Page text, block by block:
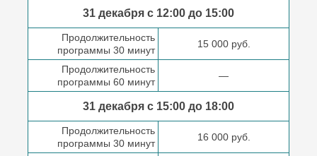
31 декабря с 12:00 до 15:00
Продолжительность
программы 30 минут
15 000 руб.
Продолжительность
программы 60 минут
—
31 декабря с 15:00 до 18:00
Продолжительность
программы 30 минут
16 000 руб.